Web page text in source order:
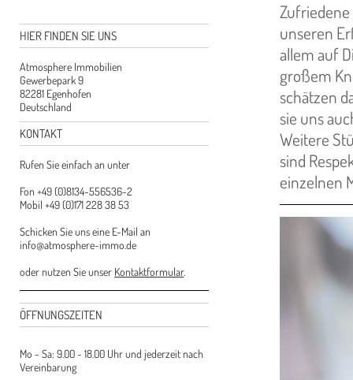
HIER FINDEN SIE UNS
Atmosphere Immobilien
Gewerbepark 9
82281 Egenhofen
Deutschland
KONTAKT
Rufen Sie einfach an unter
Fon +49 (0)8134-556536-2
Mobil +49 (0)171 228 38 53
Schicken Sie uns eine E-Mail an
info@atmosphere-immo.de
oder nutzen Sie unser Kontaktformular.
ÖFFNUNGSZEITEN
Mo - Sa: 9.00 - 18.00 Uhr und jederzeit nach
Vereinbarung
unseren
allem auf
großem
schätzen
sie uns
Weitere
sind
einzelnen